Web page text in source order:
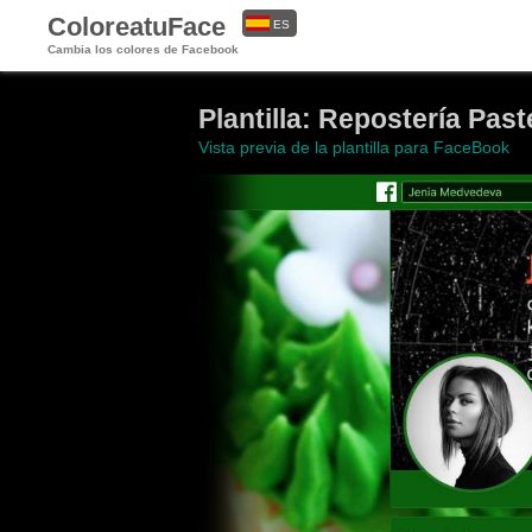
ColoreatuFace
Cambia los colores de Facebook
ES
Plantilla: Repostería
Vista previa de la plantilla para FaceBook